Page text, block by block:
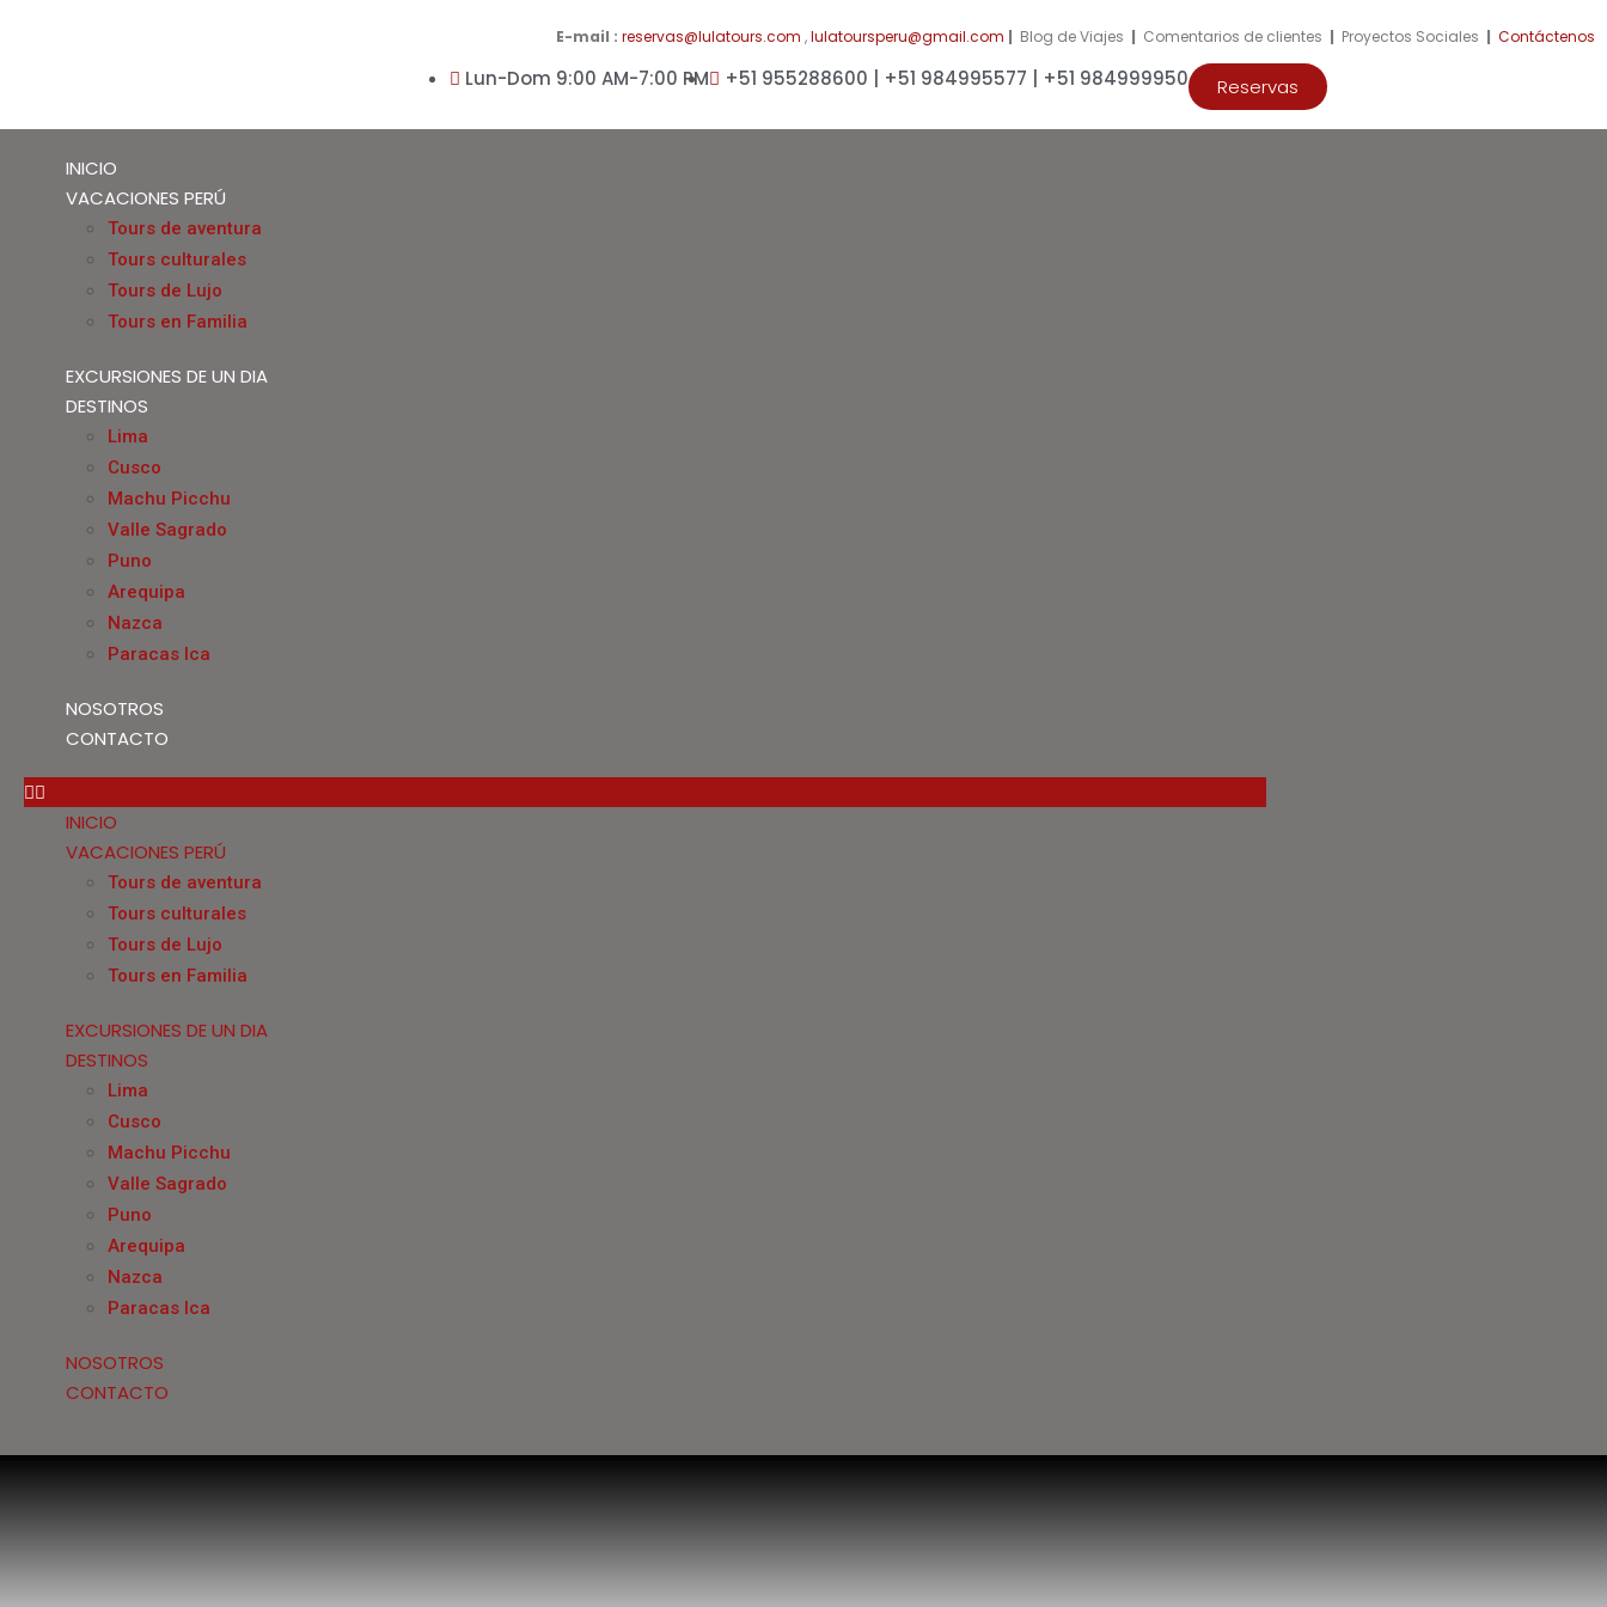
E-mail : reservas@lulatours.com ,lulatoursperu@gmail.com | Blog de Viajes | Comentarios de clientes | Proyectos Sociales | Contáctenos
Lun-Dom 9:00 AM-7:00 PM +51 955288600 | +51 984995577 | +51 984999950 Reservas
INICIO
VACACIONES PERÚ
Tours de aventura
Tours culturales
Tours de Lujo
Tours en Familia
EXCURSIONES DE UN DIA
DESTINOS
Lima
Cusco
Machu Picchu
Valle Sagrado
Puno
Arequipa
Nazca
Paracas Ica
NOSOTROS
CONTACTO
INICIO
VACACIONES PERÚ
Tours de aventura
Tours culturales
Tours de Lujo
Tours en Familia
EXCURSIONES DE UN DIA
DESTINOS
Lima
Cusco
Machu Picchu
Valle Sagrado
Puno
Arequipa
Nazca
Paracas Ica
NOSOTROS
CONTACTO